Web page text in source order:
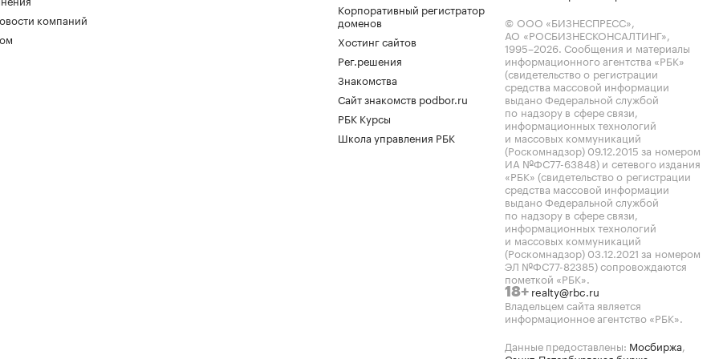
компаний
Корпоративный регистратор
доменов
Хостинг сайтов
Рег.решения
Знакомства
Сайт знакомств podbor.ru
РБК Курсы
Школа управления РБК
© ООО «БИЗНЕСПРЕСС»,
АО «РОСБИЗНЕСКОНСАЛТИНГ»,
1995–2026. Сообщения и материалы
информационного агентства «РБК»
(свидетельство о регистрации
средства массовой информации
выдано Федеральной службой
по надзору в сфере связи,
информационных технологий
и массовых коммуникаций
(Роскомнадзор) 09.12.2015 за номером
ИА №ФС77-63848) и сетевого издания
«РБК» (свидетельство о регистрации
средства массовой информации
выдано Федеральной службой
по надзору в сфере связи,
информационных технологий
и массовых коммуникаций
(Роскомнадзор) 03.12.2021 за номером
ЭЛ №ФС77-82385) сопровождаются
пометкой «РБК».
18+ realty@rbc.ru
Владельцем сайта является
информационное агентство «РБК».
Данные предоставлены: Мосбиржа,